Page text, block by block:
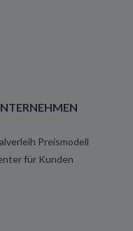
Preismodell
für Kunden